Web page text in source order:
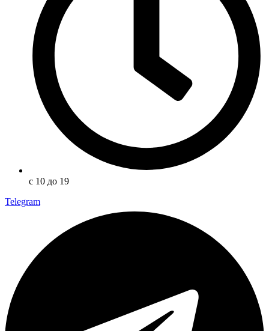
с 10 до 19
Telegram